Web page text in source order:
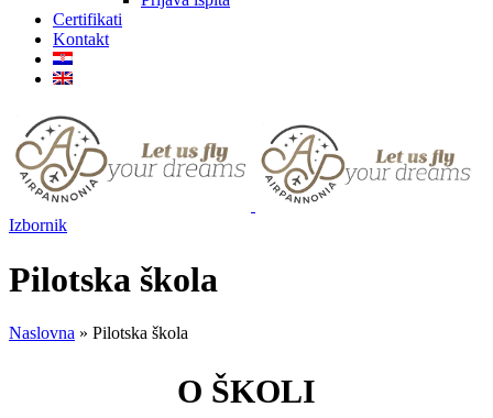
Certifikati
Kontakt
Izbornik
Pilotska škola
Naslovna » Pilotska škola
O ŠKOLI